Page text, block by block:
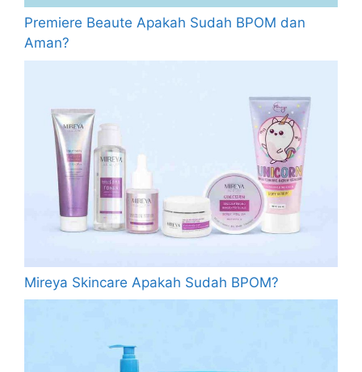
Premiere Beaute Apakah Sudah BPOM dan
Aman?
Mireya Skincare Apakah Sudah BPOM?